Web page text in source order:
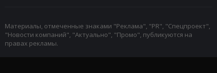
Материалы, отмеченные знаками "Реклама", "PR", "Спецпроект",
"Новости компаний", "Актуально", "Промо", публикуются на
правах рекламы.